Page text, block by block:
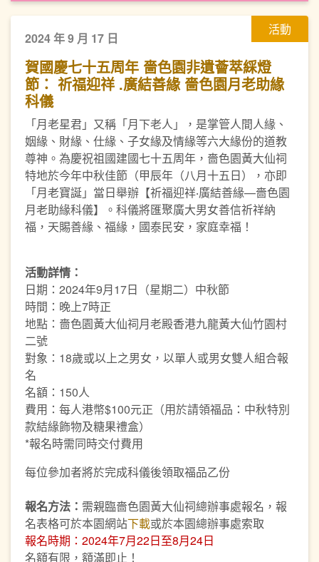
活動
2024 年 9 月 17 日
賀國慶七十五周年 嗇色園非遺薈萃綵燈
節： 祈福迎祥 .廣結善緣 嗇色園月老助緣
科儀
「月老星君」又稱「月下老人」，是掌管人間人緣、
姻緣、財緣、仕緣、子女緣及情緣等六大緣份的道教
尊神。為慶祝祖國建國七十五周年，嗇色園黃大仙祠
特地於今年中秋佳節（甲辰年（八月十五日），亦即
「月老寶誕」當日舉辦【祈福迎祥‧廣結善緣—嗇色園
月老助緣科儀】。科儀將匯聚廣大男女善信祈祥納
福，天賜善緣、福緣，國泰民安，家庭幸福！
活動詳情：
日期：2024年9月17日（星期二）中秋節
時間：晚上7時正
地點：嗇色園黃大仙祠月老殿香港九龍黃大仙竹園村
二號
對象：18歲或以上之男女，以單人或男女雙人組合報
名
名額：150人
費用：每人港幣$100元正（用於請領福品：中秋特別
款結緣飾物及糖果禮盒）
*報名時需同時交付費用
每位參加者將於完成科儀後領取福品乙份
報名方法： 需親臨嗇色園黃大仙祠總辦事處報名，報
名表格可於本園網站下載或於本園總辦事處索取
報名時期：2024年7月22日至8月24日
名額有限，額滿即止！